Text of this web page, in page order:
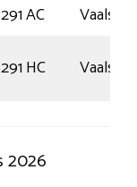
AC
Vaals
HC Vaals
2026